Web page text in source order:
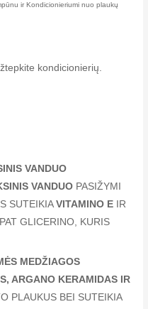
ir Kondicionieriumi nuo plaukų
kondicionierių.
VANDUO
VANDUO PASIŽYMI
SUTEIKIAVITAMINO E IR
PAT GLICERINO, KURIS
MEDŽIAGOS
ARGANO KERAMIDAS IR
PLAUKUS BEI SUTEIKIA